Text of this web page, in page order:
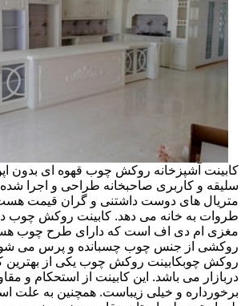
کابینت آشپزخانه روکش چوب قهوه ای بدون
سلیقه و کاربری صاحبخانه طراحی و اجرا
متریال های دوست داشتنی و گران قیمت
طروات به خانه می دهد. کابینت روکش چوب در
مغزی ام دی اف است که دارای طرح چوب
روکشی از جنس چوب چسبانده و پرس می
روکش چوبکابینت روکش چوب یکی از بهترین
دربازار می باشد. این کابینت از استحکام و
برخورداره و خیلی زیباست. همچنین به علت